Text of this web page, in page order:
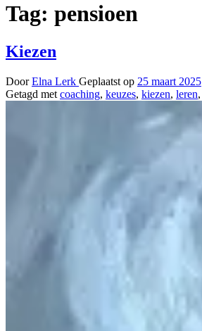
Tag: pensioen
Kiezen
DoorElna Lerk Geplaatst op 25 maart 2025
Getagd met coaching, keuzes, kiezen, leren,